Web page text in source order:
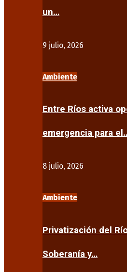
un…
9 julio, 2026
Ambiente
Entre Ríos activa
emergencia para
8 julio, 2026
Ambiente
Privatización del
Soberanía y…